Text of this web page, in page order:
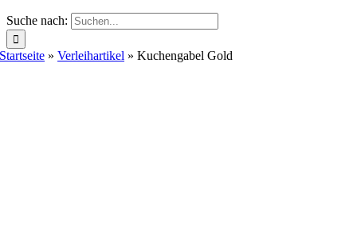
Suche nach:
Startseite »Verleihartikel »Kuchengabel Gold